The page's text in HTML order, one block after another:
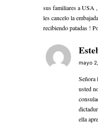
sus familiares a USA
les cancelo la
recibiendo patadas !
mayo
Señora
usted
ella